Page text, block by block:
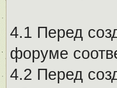
4.1 Перед
форуме
4.2 Перед